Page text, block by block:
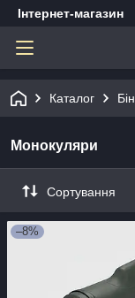
Інтернет-магазин
Каталог
Монокуляри
Сортування
–8%